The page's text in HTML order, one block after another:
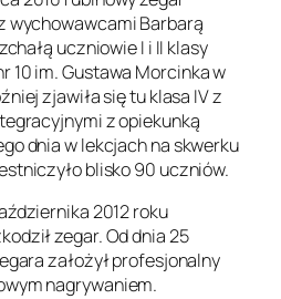
wychowawcami Barbarą
uczniowie I i II klasy
10 im. Gustawa Morcinka w
zjawiła się tu klasa IV z
z opiekunką
dnia w lekcjach na skwerku
blisko 90 uczniów.
2012 roku
zegar. Od dnia 25
założył profesjonalny
nagrywaniem.